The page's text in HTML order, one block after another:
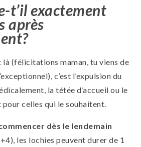
t’il exactement
après
là (félicitations maman, tu viens de
c’est l’expulsion du
la tétée d’accueil ou le
celles qui le souhaitent.
dès le lendemain
les lochies peuvent durer de 1